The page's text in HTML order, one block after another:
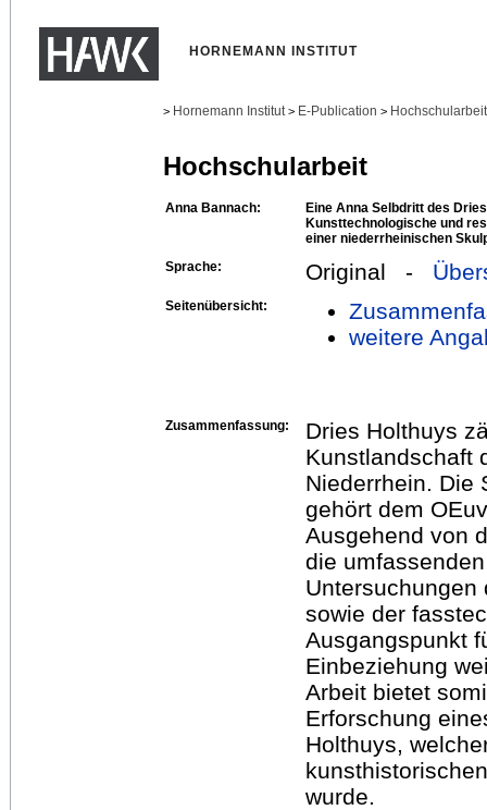
HORNEMANN INSTITUT
> Hornemann Institut > E-Publication >
Hochschularbeit
Anna Bannach:
Eine Anna Selbdritt des
Kunsttechnologische und
einer niederrheinischen
Sprache:
Original -
Seitenübersicht:
weitere
Zusammenfassung:
Dries Holthuys
Kunstlandschaft
Niederrhein. Die
gehört dem
Ausgehend von
die
Untersuchungen
sowie der
Ausgangspunkt
Einbeziehung
Arbeit bietet
Erforschung
Holthuys,
wurde.